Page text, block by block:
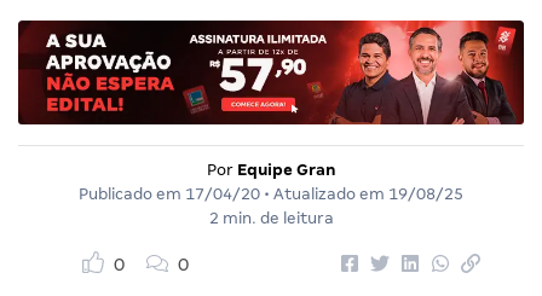
Por Equipe Gran
Publicado em 17/04/20 • Atualizado em 19/08/25
2 min. de leitura
0 0